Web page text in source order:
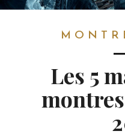
Les 5
montres